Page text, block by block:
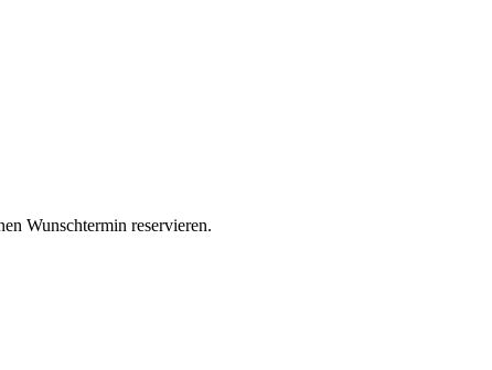
Wunschtermin reservieren.